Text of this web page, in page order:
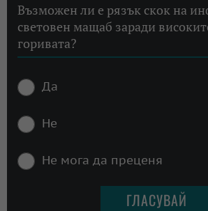
Възможен ли е рязък скок на
световен мащаб заради
горивата?
Да
Не
Не мога да преценя